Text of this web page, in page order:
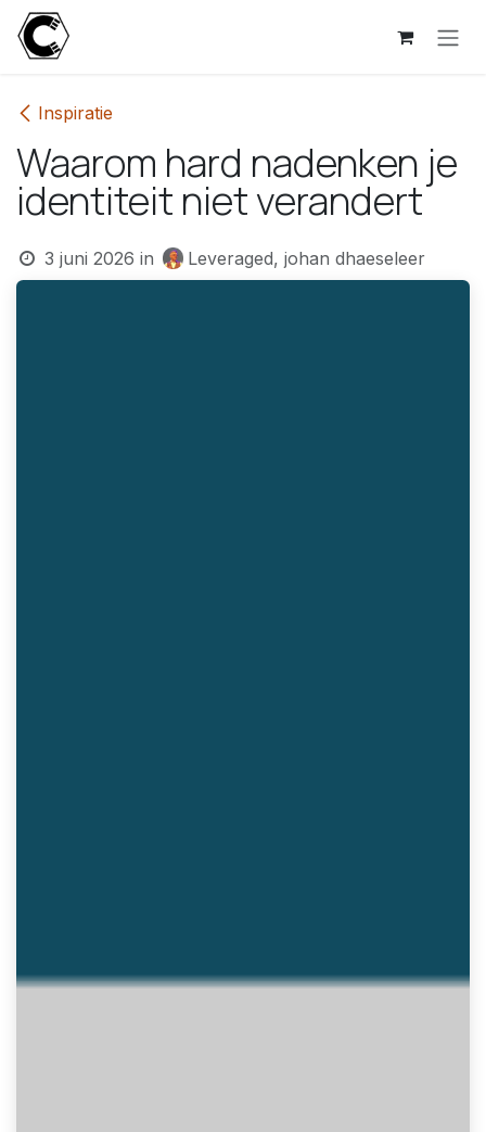
Overslaan naar inhoud
Inspiratie
Waarom hard nadenken je
identiteit niet verandert
3 juni 2026 in Leveraged, johan dhaeseleer